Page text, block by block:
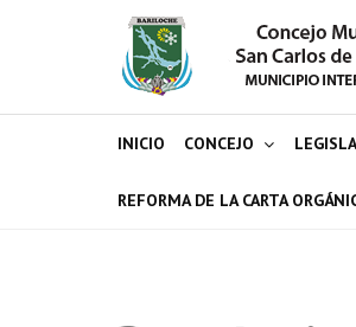
INICIO CONCEJO
REFORMA DE LA CARTA